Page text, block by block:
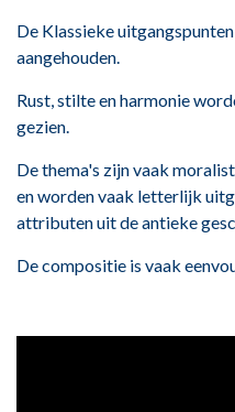
De Klassieke
aangehouden.
Rust, stilte en harmonie
gezien.
De thema's zijn vaak
en worden vaak letterlijk
attributen uit de antieke
De compositie is vaak